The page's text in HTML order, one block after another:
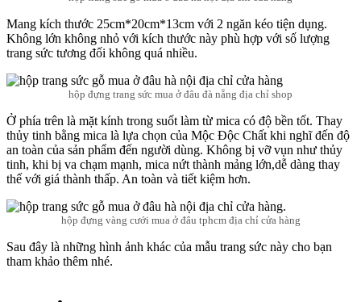
Mang kích thước 25cm*20cm*13cm với 2 ngăn kéo tiện dụng.
Không lớn không nhỏ với kích thước này phù hợp với số lượng
trang sức tương đối không quá nhiều.
hộp đựng trang sức mua ở đâu đà nẵng địa chỉ shop
Ở phía trên là mặt kính trong suốt làm từ mica có độ bền tốt. Thay
thủy tinh bằng mica là lựa chọn của Mộc Độc Chất khi nghĩ đến độ
an toàn của sản phẩm đến người dùng. Không bị vỡ vụn như thủy
tinh, khi bị va chạm mạnh, mica nứt thành mảng lớn,dễ dàng thay
thế với giá thành thấp. An toàn và tiết kiệm hơn.
hộp đựng vàng cưới mua ở đâu tphcm địa chỉ cửa hàng
Sau đây là những hình ảnh khác của mẫu trang sức này cho bạn
tham khảo thêm nhé.